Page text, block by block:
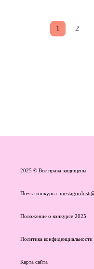
1 2
2025 © Все права защищены
Почта конкурса:
Положение о конкурсе 2025
Политика конфиденциальности
Карта сайта